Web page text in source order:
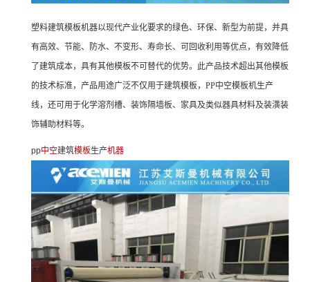
塑料建筑模板机器以现代产业化要求的绿色、环保、新型为前提，并具
有高效、节能、防水、不变形、寿命长、可回收利用等优点，有效降低
了建筑成本，具有其他模板不可替代的优势。此产品技术超出其他模板
的技术标准，产品用途广泛不仅用于建筑模板，PP中空模板机生产
线，还可用于化学溶剂槽、装饰隔墙板、家具及类似器具材料及装潢装
饰辅助材料等。
pp中空建筑模板生产机器